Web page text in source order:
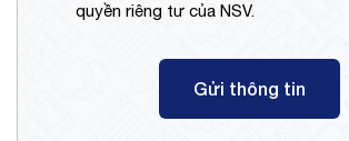
quyền riêng tư của NSV.
Gửi thông tin